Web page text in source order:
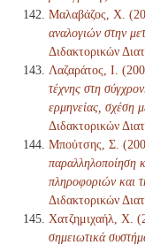
Μαλαβάζος, Χ.
αναλογιών στην
Διδακτορικών
Λαζαράτος, Ι.
τέχνης στη
ερμηνείας, σχέση
Διδακτορικών
Μπούτσης, Σ.
παραλληλοποίηση
πληροφοριών και
Διδακτορικών
Χατζημιχαήλ, Χ.
σημειωτικά